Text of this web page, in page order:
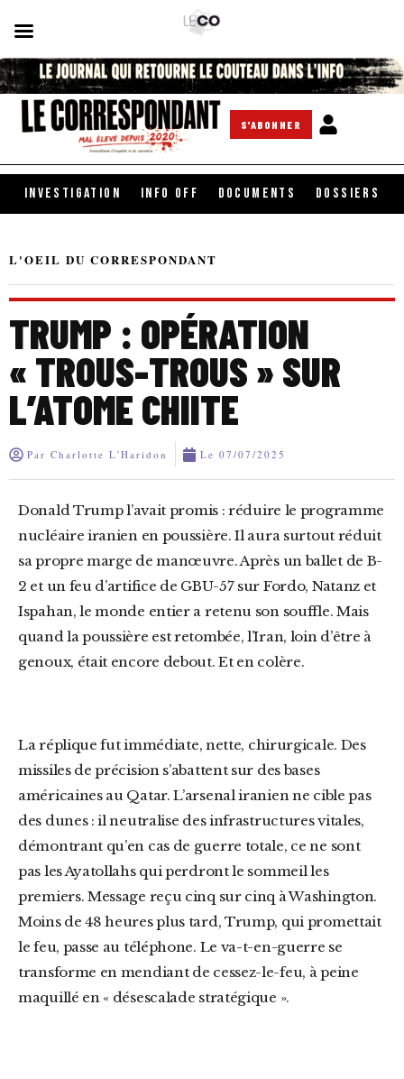
S'ABONNER
INVESTIGATION INFO OFF DOCUMENTS DOSSIERS
L'OEIL DU CORRESPONDANT
TRUMP : OPÉRATION
« TROUS-TROUS » SUR
L’ATOME CHIITE
Par Charlotte L'Haridon Le 07/07/2025
Donald Trump l’avait promis : réduire le programme
nucléaire iranien en poussière. Il aura surtout réduit
sa propre marge de manœuvre. Après un ballet de B-
2 et un feu d’artifice de GBU-57 sur Fordo, Natanz et
Ispahan, le monde entier a retenu son souffle. Mais
quand la poussière est retombée, l’Iran, loin d’être à
genoux, était encore debout. Et en colère.
La réplique fut immédiate, nette, chirurgicale. Des
missiles de précision s’abattent sur des bases
américaines au Qatar. L’arsenal iranien ne cible pas
des dunes : il neutralise des infrastructures vitales,
démontrant qu’en cas de guerre totale, ce ne sont
pas les Ayatollahs qui perdront le sommeil les
premiers. Message reçu cinq sur cinq à Washington.
Moins de 48 heures plus tard, Trump, qui promettait
le feu, passe au téléphone. Le va-t-en-guerre se
transforme en mendiant de cessez-le-feu, à peine
maquillé en « désescalade stratégique ».